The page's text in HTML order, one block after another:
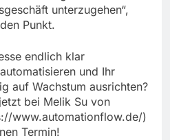
unterzugehen“,
Punkt.
endlich klar
und Ihr
auf Wachstum ausrichten?
bei Melik Su von
www.automationflow.de/)
Termin!